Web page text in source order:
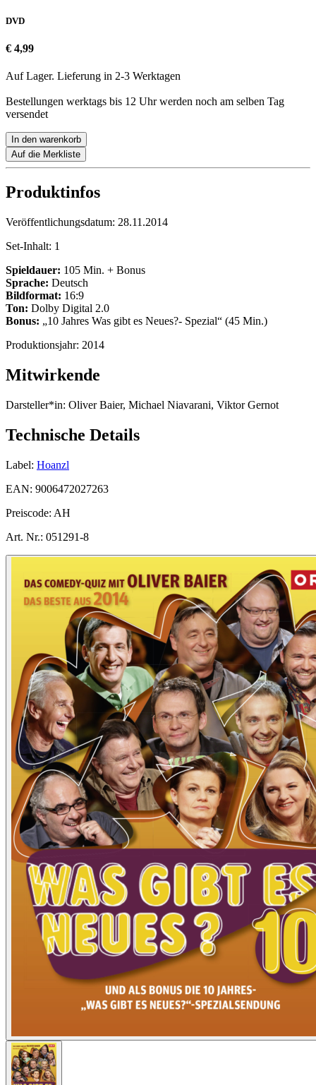
DVD
€ 4,99
Auf Lager. Lieferung in 2-3 Werktagen
Bestellungen werktags bis 12 Uhr werden noch am selben Tag
versendet
In den warenkorb
Auf die Merkliste
Produktinfos
Veröffentlichungsdatum: 28.11.2014
Set-Inhalt: 1
Spieldauer: 105 Min. + Bonus
Sprache: Deutsch
Bildformat: 16:9
Ton: Dolby Digital 2.0
Bonus: „10 Jahres Was gibt es Neues?- Spezial“ (45 Min.)
Produktionsjahr: 2014
Mitwirkende
Darsteller*in: Oliver Baier, Michael Niavarani, Viktor Gernot
Technische Details
Label: Hoanzl
EAN: 9006472027263
Preiscode: AH
Art. Nr.: 051291-8